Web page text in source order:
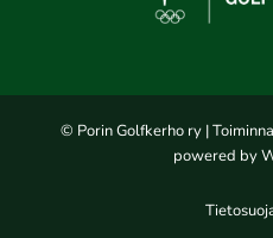
© Porin Golfkerho ry |
powered by